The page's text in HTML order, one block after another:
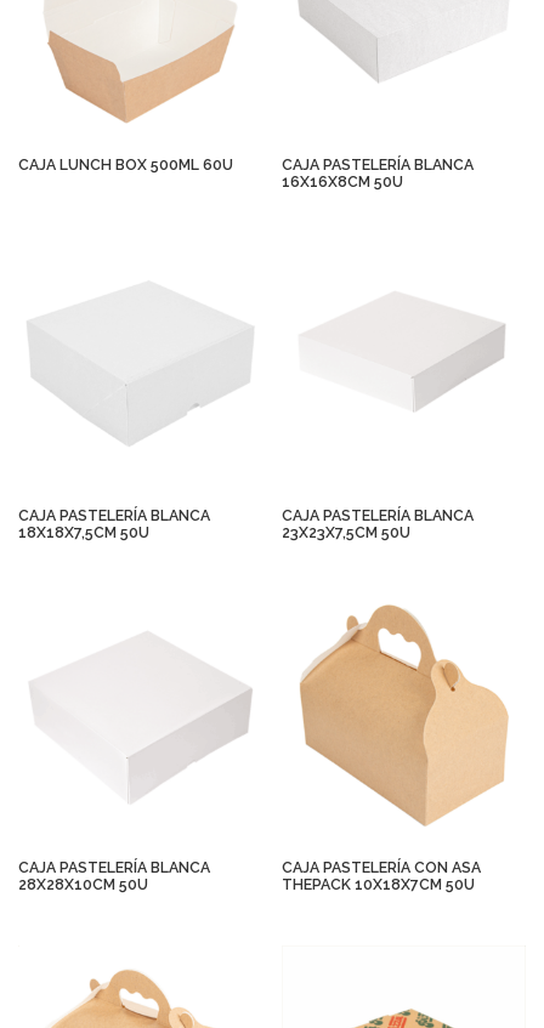
CAJA LUNCH BOX 500ML 60U
CAJA PASTELERÍA BLANCA
16X16X8CM 50U
CAJA PASTELERÍA BLANCA
18X18X7,5CM 50U
CAJA PASTELERÍA BLANCA
23X23X7,5CM 50U
CAJA PASTELERÍA BLANCA
28X28X10CM 50U
CAJA PASTELERÍA CON ASA
THEPACK 10X18X7CM 50U